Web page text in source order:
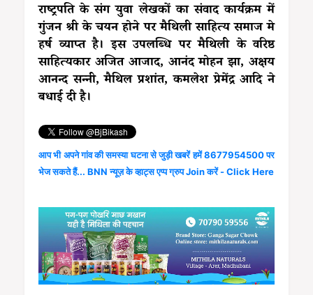
राष्ट्रपति के संग युवा लेखकों का संवाद कार्यक्रम में
गुंजन श्री के चयन होने पर मैथिली साहित्य समाज मे
हर्ष व्याप्त है। इस उपलब्धि पर मैथिली के वरिष्ठ
साहित्यकार अजित आजाद, आनंद मोहन झा, अक्षय
आनन्द सन्नी, मैथिल प्रशांत, कमलेश प्रेमेंद्र आदि ने
बधाई दी है।
आप भी अपने गांव की समस्या घटना से जुड़ी खबरें हमें 8677954500 पर
भेज सकते हैं... BNN न्यूज़ के व्हाट्स एप्प ग्रुप Join करें - Click Here